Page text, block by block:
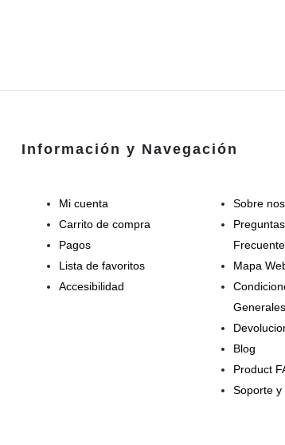
Información y Navegación
Mi cuenta
Carrito de compra
Pagos
Lista de favoritos
Accesibilidad
Sobre
Preguntas
Mapa
Generales
Blog
Product
Soporte y